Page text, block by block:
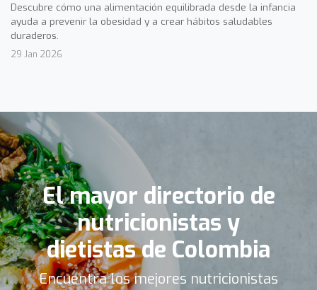
Descubre cómo una alimentación equilibrada desde la infancia
ayuda a prevenir la obesidad y a crear hábitos saludables
duraderos.
29 Jan 2026
El mayor directorio de
nutricionistas y
dietistas de Colombia
Encuentra los mejores nutricionistas